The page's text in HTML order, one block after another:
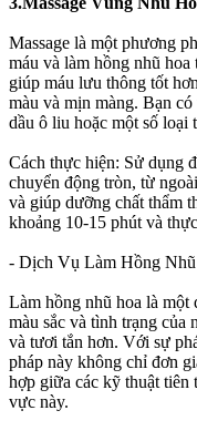
Massage là một phương
máu và làm hồng nhũ
giúp máu lưu thông tốt
màu và mịn màng. Bạn
dầu ô liu hoặc một số loại
Cách thực hiện: Sử dụng
chuyển động tròn, từ
và giúp dưỡng chất thẩm
khoảng 10-15 phút và
- Dịch Vụ Làm Hồng
Làm hồng nhũ hoa là một
màu sắc và tình trạng của
và tươi tắn hơn. Với sự
pháp này không chỉ đơn
hợp giữa các kỹ thuật tiên
vực này.